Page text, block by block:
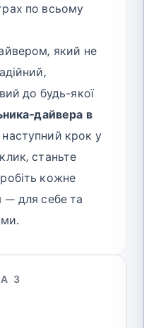
по всьому
який не
до будь-якої
дайвера в
крок у
станьте
кожне
— для себе та
З